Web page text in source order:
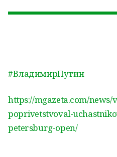
#ВладимирПутин
https://mgazeta.com/
poprivetstvoval-
petersburg-open/